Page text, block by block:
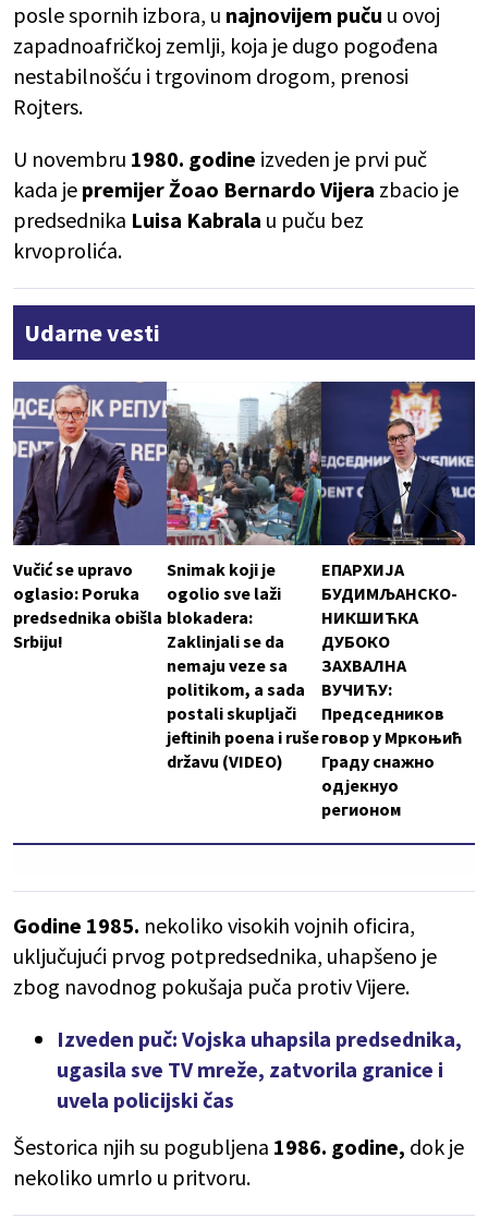
posle spornih izbora, u najnovijem puču u ovoj
zapadnoafričkoj zemlji, koja je dugo pogođena
nestabilnošću i trgovinom drogom, prenosi
Rojters.
U novembru 1980. godine izveden je prvi puč
kada je premijer Žoao Bernardo Vijera zbacio je
predsednika Luisa Kabrala u puču bez
krvoprolića.
Udarne vesti
Vučić se upravo
oglasio: Poruka
predsednika obišla
Srbiju!
Snimak koji je
ogolio sve laži
blokadera:
Zaklinjali se da
nemaju veze sa
politikom, a sada
postali skupljači
jeftinih poena i ruše
državu (VIDEO)
ЕПАРХИЈА
БУДИМЉАНСКО-
НИКШИЋКА
ДУБОКО
ЗАХВАЛНА
ВУЧИЋУ:
Председников
говор у Мркоњић
Граду снажно
одјекнуо
регионом
Godine 1985. nekoliko visokih vojnih oficira,
uključujući prvog potpredsednika, uhapšeno je
zbog navodnog pokušaja puča protiv Vijere.
Izveden puč: Vojska uhapsila predsednika,
ugasila sve TV mreže, zatvorila granice i
uvela policijski čas
Šestorica njih su pogubljena 1986. godine, dok je
nekoliko umrlo u pritvoru.